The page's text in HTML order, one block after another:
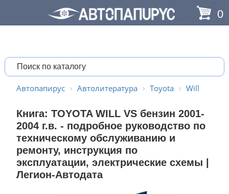
0
Автопапирус Автолитература Toyota Will
Книга: TOYOTA WILL VS бензин 2001-
2004 г.в. - подробное руководство по
техническому обслуживанию и
ремонту, инструкция по
эксплуатации, электрические схемы |
Легион-Aвтодата